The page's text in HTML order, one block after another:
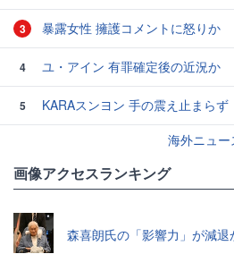
3 暴露女性 擁護コメントに怒りか
4 ユ・アイン 有罪確定後の近況か
5
KARAスンヨン 手の震え止まらず
海外ニュ
画像アクセスランキング
森喜朗氏の「影響力」が減退